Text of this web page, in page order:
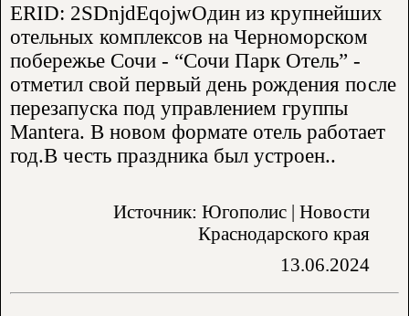
ERID: 2SDnjdEqojwОдин из крупнейших
отельных комплексов на Черноморском
побережье Сочи - “Сочи Парк Отель” -
отметил свой первый день рождения после
перезапуска под управлением группы
Mantera. В новом формате отель работает
год.В честь праздника был устроен..
Источник: Югополис | Новости
Краснодарского края
13.06.2024